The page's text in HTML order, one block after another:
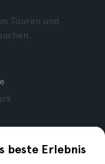
beste Erlebnis
Touren und